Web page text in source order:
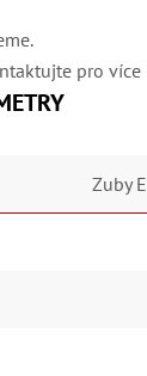
pro více
Zuby